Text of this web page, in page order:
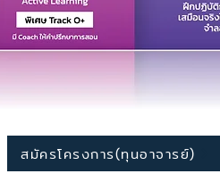
สมัครโครงการ(ทุนอาจารย์)